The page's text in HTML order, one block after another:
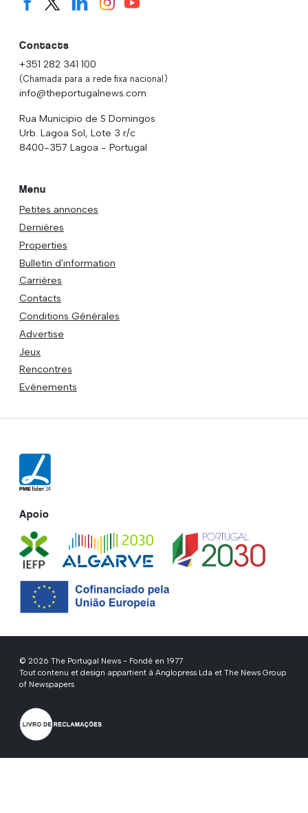
Contacts
+351 282 341 100
(Chamada para a rede fixa nacional)
info@theportugalnews.com
Rua Municipio de S Domingos
Urb. Lagoa Sol, Lote 3 r/c
8400-357 Lagoa - Portugal
Menu
Petites annonces
Dernières
Properties
Bulletin d'information
Carrières
Contacts
Conditions Générales
Advertise
Jeux
Rencontres
Evénements
Apoio
© 2026 The Portugal News - Fondé en 1977
Tout contenu et design appartient à Anglopress Lda et The News Group
of Newspapers